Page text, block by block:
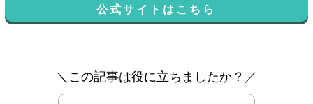
公式サイトはこちら
＼この記事は役に立ちましたか？／